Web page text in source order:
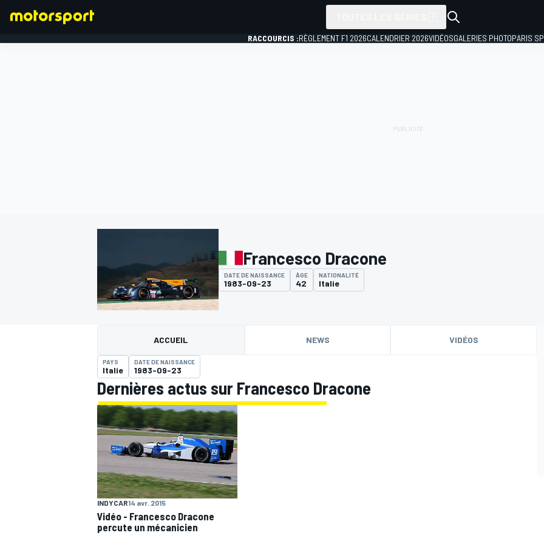
MOTOGP
RACCOURCIS :RÈGLEMENT F1 2026CALENDRIER 2026VIDÉOSGALERIES PHOTOPARIS
Francesco Dracone
DATE DE NAISSANCE
1983-09-23
ÂGE
42
NATIONALITÉ
Italie
ACCUEIL NEWS VIDÉOS
PAYS
Italie
DATE DE NAISSANCE
1983-09-23
Dernières actus sur Francesco Dracone
INDYCAR14 avr. 2015
Vidéo - Francesco Dracone
percute un mécanicien